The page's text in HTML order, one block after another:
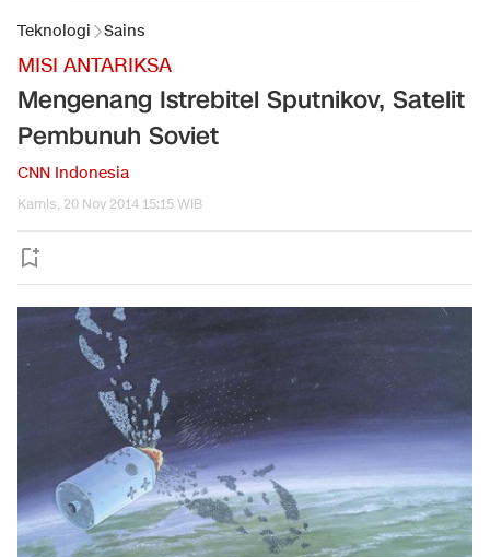
Teknologi Sains
MISI ANTARIKSA
Mengenang Istrebitel Sputnikov, Satelit
Pembunuh Soviet
CNN Indonesia
Kamis, 20 Nov 2014 15:15 WIB